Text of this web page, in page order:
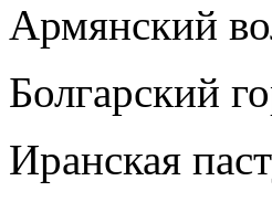
Армянский
Болгарский
Иранская